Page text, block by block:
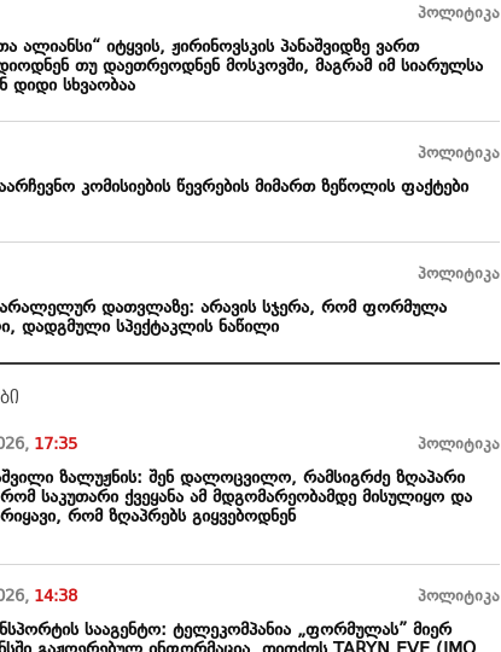
პოლიტიკა
იტყვის, ჟირინოვსკის პანაშვიდზე ვართ
თუ დაეთრეოდნენ მოსკოვში, მაგრამ იმ სიარულსა
დიდი სხვაობაა
პოლიტიკა
კომისიების წევრების მიმართ ზეწოლის ფაქტები
პოლიტიკა
პარალელურ დათვლაზე: არავის სჯერა, რომ ფორმულა
დადგმული სპექტაკლის ნაწილი
, 17:35 პოლიტიკა
ზალუჟნის: შენ დალოცვილო, რამსიგრძე ზღაპარი
საკუთარი ქვეყანა ამ მდგომარეობამდე მისულიყო და
რომ ზღაპრებს გიყვებოდნენ
, 14:38 პოლიტიკა
სააგენტო: ტელეკომპანია „ფორმულას” მიერ